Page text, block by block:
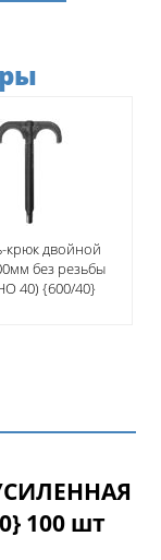
крюк двойной
без резьбы
40) {600/40}
100 шт